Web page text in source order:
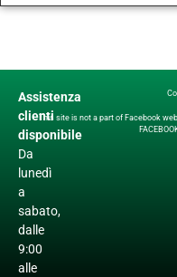
Assistenza
clienti
disponibile
Da
lunedì
a
sabato,
dalle
9:00
alle
This site is not a part of Facebook